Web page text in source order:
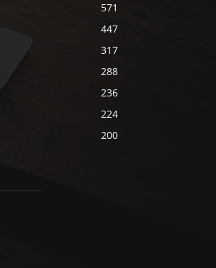
571
447
317
288
236
224
200